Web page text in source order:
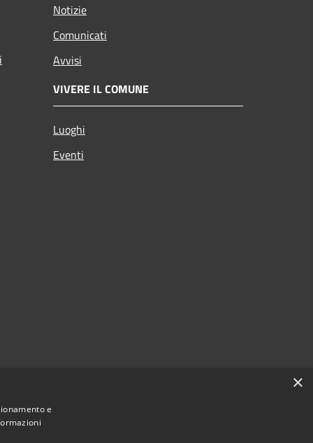
Notizie
Comunicati
Avvisi
VIVERE IL COMUNE
Luoghi
Eventi
×
e